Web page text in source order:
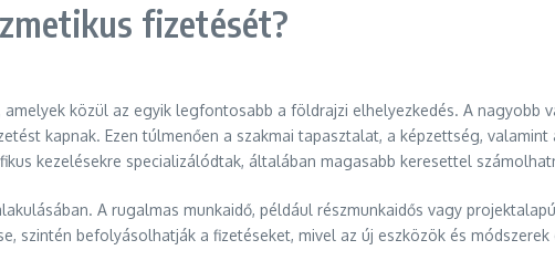
fizetését?
közül az egyik legfontosabb a földrajzi elhelyezkedés. A nagyobb
kapnak. Ezen túlmenően a szakmai tapasztalat, a képzettség,
kezelésekre specializálódtak, általában magasabb keresettel
A rugalmas munkaidő, például részmunkaidős vagy
szintén befolyásolhatják a fizetéseket, mivel az új eszközök és